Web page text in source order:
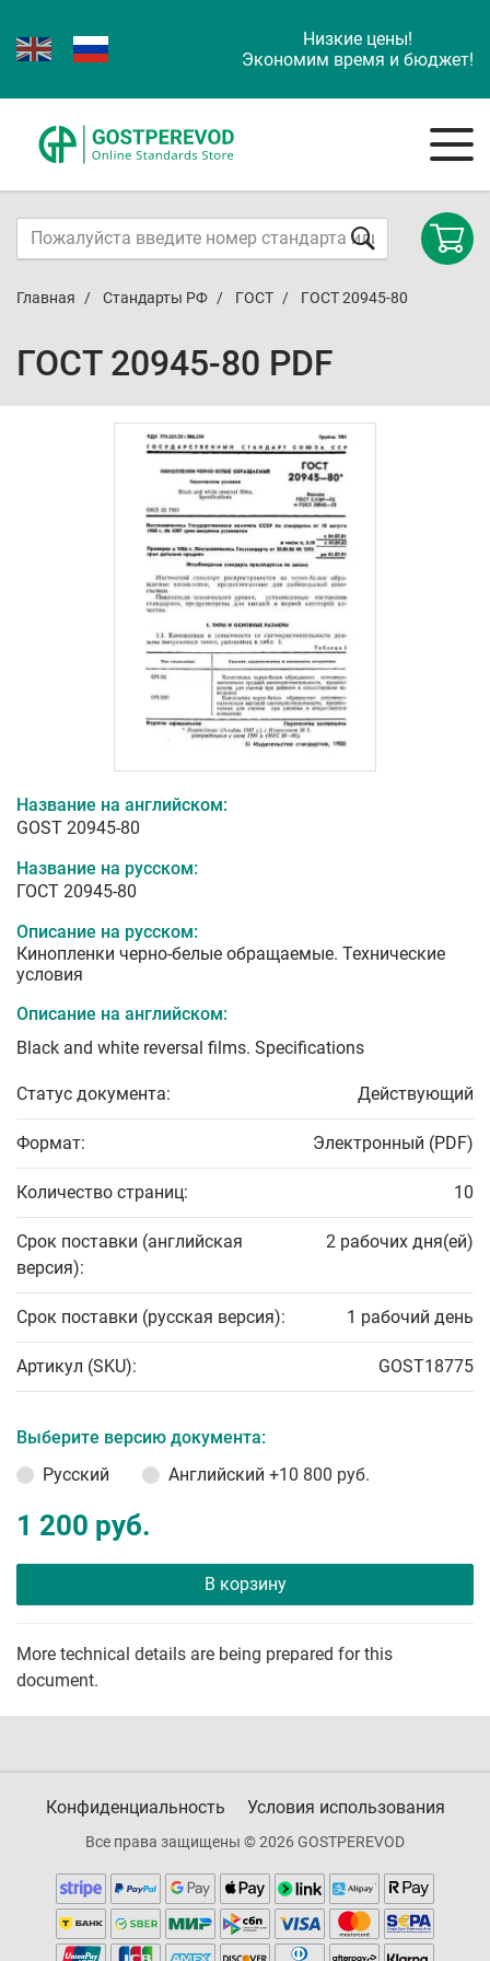
Низкие цены!
Экономим время и бюджет!
Главная Стандарты РФ ГОСТ ГОСТ 20945-80
ГОСТ 20945-80 PDF
Название на английском:
GOST 20945-80
Название на русском:
ГОСТ 20945-80
Описание на русском:
Кинопленки черно-белые обращаемые. Технические
условия
Описание на английском:
Black and white reversal films. Specifications
Статус документа: Действующий
Формат: Электронный (PDF)
Количество страниц: 10
Срок поставки (английская
версия):
2 рабочих дня(ей)
Срок поставки (русская версия): 1 рабочий день
Артикул (SKU): GOST18775
Выберите версию документа:
Русский
Английский +10 800 руб.
1 200 руб.
В корзину
More technical details are being prepared for this
document.
Конфиденциальность Условия использования
Все права защищены © 2026 GOSTPEREVOD